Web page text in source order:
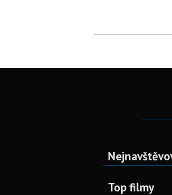
Top filmy